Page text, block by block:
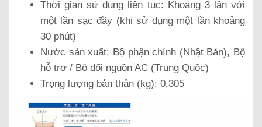
Thời gian sử dụng liên tục: Khoảng 3 lần với
một lần sạc đầy (khi sử dụng một lần khoảng
30 phút)
Nước sản xuất: Bộ phận chính (Nhật Bản), Bộ
hỗ trợ / Bộ đổi nguồn AC (Trung Quốc)
Trọng lượng bản thân (kg): 0,305